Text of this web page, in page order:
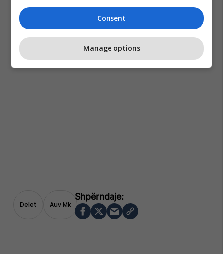
Delet Auv Mk
Consent
Manage options